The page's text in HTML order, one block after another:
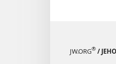
JW.ORG® /